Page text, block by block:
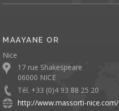
MAAYANE OR
Nice
17 rue Shakespeare
06000 NICE
Tél. +33 (0)4 93 88 25 20
http://www.massorti-nice.com/